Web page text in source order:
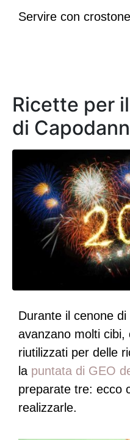
Servire con
Ricette per
di
Durante il cenone
avanzano molti
riutilizzati per delle
la puntata di GEO
preparate tre: ecco
realizzarle.